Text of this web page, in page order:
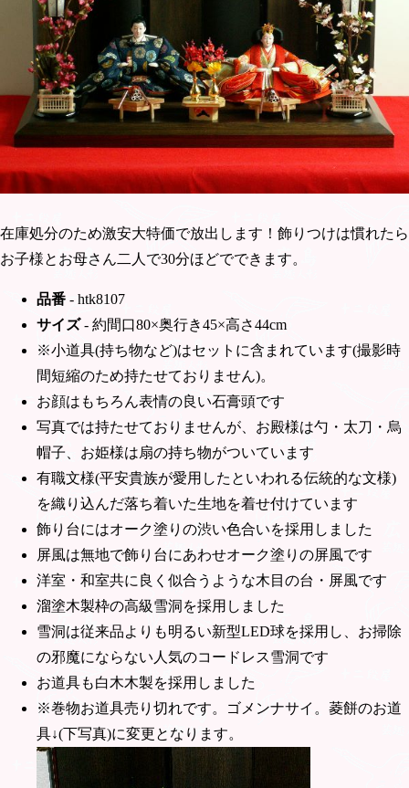
在庫処分のため激安大特価で放出します！飾りつけは慣れたら
お子様とお母さん二人で30分ほどでできます。
品番 - htk8107
サイズ- 約間口80×奥行き45×高さ44cm
※小道具(持ち物など)はセットに含まれています(撮影時
間短縮のため持たせておりません)。
お顔はもちろん表情の良い石膏頭です
写真では持たせておりませんが、お殿様は勺・太刀・烏
帽子、お姫様は扇の持ち物がついています
有職文様(平安貴族が愛用したといわれる伝統的な文様)
を織り込んだ落ち着いた生地を着せ付けています
飾り台にはオーク塗りの渋い色合いを採用しました
屏風は無地で飾り台にあわせオーク塗りの屏風です
洋室・和室共に良く似合うような木目の台・屏風です
溜塗木製枠の高級雪洞を採用しました
雪洞は従来品よりも明るい新型LED球を採用し、お掃除
の邪魔にならない人気のコードレス雪洞です
お道具も白木木製を採用しました
※巻物お道具売り切れです。ゴメンナサイ。菱餅のお道
具↓(下写真)に変更となります。